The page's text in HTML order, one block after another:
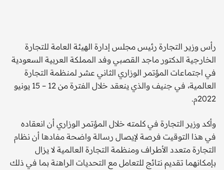
رأس وزير التجارة رئيس مجلس إدارة الهيئة العامة للتجارة
الخارجية الدكتور ماجد القصبي وفد المملكة العربية السعودية
في اجتماعات المؤتمر الوزاري الثاني عشر لمنظمة التجارة
العالمية، في جنيف والذي ينعقد خلال الفترة من 12 – 15 يونيو
2022م.
وأكد وزير التجارة في كلمته خلال المؤتمر الوزاري أن انعقاده
في هذا التوقيت فرصة لإيصال رسالة واضحة مفادها أن نظام
التجارة متعدد الأطراف ومنظمة التجارة العالمية لا يزال
بإمكانهما تقديم نتائج للتعامل مع التحديات الراهنة بما في ذلك